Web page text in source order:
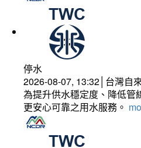
停水
2026-08-07, 13:32│台灣自
為提升供水穩定度、降低管
更安心可靠之用水服務。